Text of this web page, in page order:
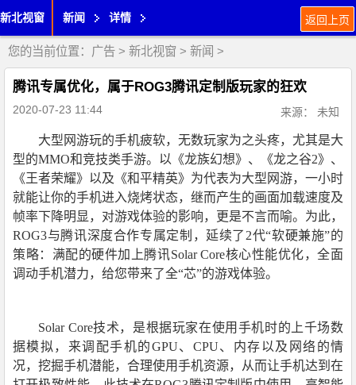
新北视窗 新闻 详情 返回上页
您的当前位置： 广告 > 新北视窗 > 新闻 >
腾讯专属优化，属于ROG3腾讯定制版玩家的狂欢
2020-07-23 11:44 来源： 未知
大型网游玩的手机疲软，无数玩家为之头疼，尤其是大
型的MMO和竞技类手游。以《龙族幻想》、《龙之谷2》、
《王者荣耀》以及《和平精英》为代表为大型网游，一小时
就能让你的手机进入烧烤状态，继而产生的画面加载速度及
帧率下降明显，对游戏体验的影响，更是不言而喻。为此，
ROG3与腾讯深度合作专属定制，延续了2代“软硬兼施”的
策略：满配的硬件加上腾讯Solar Core核心性能优化，全面
调动手机潜力，给您带来了全“芯”的游戏体验。
Solar Core技术，是根据玩家在使用手机时的上千场数
据模拟，来调配手机的GPU、CPU、内存以及网络的情
况，挖掘手机潜能，合理使用手机资源，从而让手机达到在